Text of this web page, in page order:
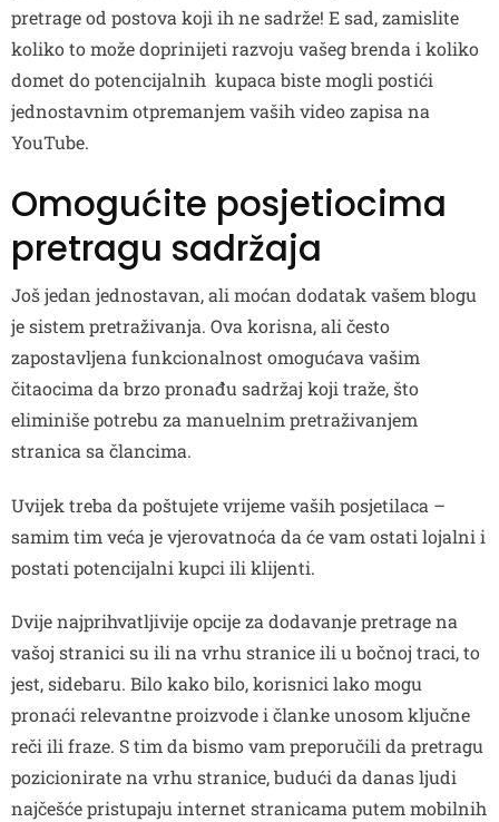
pretrage od postova koji ih ne sadrže! E sad, zamislite
koliko to može doprinijeti razvoju vašeg brenda i koliko
domet do potencijalnih kupaca biste mogli postići
jednostavnim otpremanjem vaših video zapisa na
YouTube.
Omogućite posjetiocima
pretragu sadržaja
Još jedan jednostavan, ali moćan dodatak vašem blogu
je sistem pretraživanja. Ova korisna, ali često
zapostavljena funkcionalnost omogućava vašim
čitaocima da brzo pronađu sadržaj koji traže, što
eliminiše potrebu za manuelnim pretraživanjem
stranica sa člancima.
Uvijek treba da poštujete vrijeme vaših posjetilaca –
samim tim veća je vjerovatnoća da će vam ostati lojalni i
postati potencijalni kupci ili klijenti.
Dvije najprihvatljivije opcije za dodavanje pretrage na
vašoj stranici su ili na vrhu stranice ili u bočnoj traci, to
jest, sidebaru. Bilo kako bilo, korisnici lako mogu
pronaći relevantne proizvode i članke unosom ključne
reči ili fraze. S tim da bismo vam preporučili da pretragu
pozicionirate na vrhu stranice, budući da danas ljudi
najčešće pristupaju internet stranicama putem mobilnih